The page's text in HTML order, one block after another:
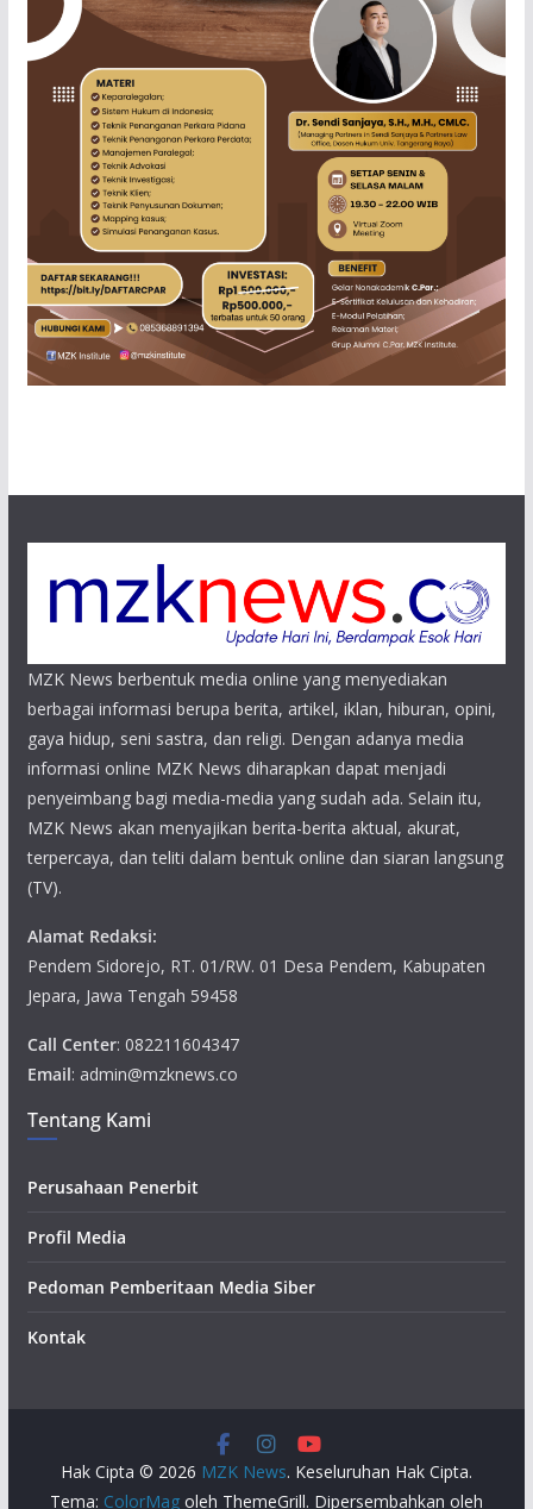
MZK News berbentuk media online yang menyediakan
berbagai informasi berupa berita, artikel, iklan, hiburan, opini,
gaya hidup, seni sastra, dan religi. Dengan adanya media
informasi online MZK News diharapkan dapat menjadi
penyeimbang bagi media-media yang sudah ada. Selain itu,
MZK News akan menyajikan berita-berita aktual, akurat,
terpercaya, dan teliti dalam bentuk online dan siaran langsung
(TV).
Alamat Redaksi:
Pendem Sidorejo, RT. 01/RW. 01 Desa Pendem, Kabupaten
Jepara, Jawa Tengah 59458
Call Center: 082211604347
Email: admin@mzknews.co
Tentang Kami
Perusahaan Penerbit
Profil Media
Pedoman Pemberitaan Media Siber
Kontak
Hak Cipta © 2026 MZK News. Keseluruhan Hak Cipta.
Tema: ColorMagoleh ThemeGrill. Dipersembahkan oleh